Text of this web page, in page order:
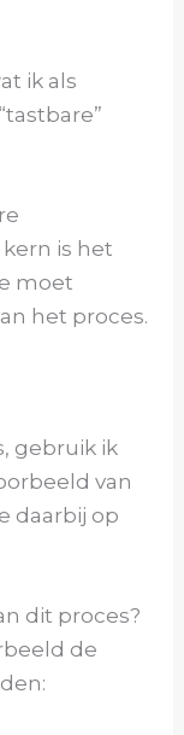
ik als
is het
moet
het proces.
gebruik ik
van
daarbij op
dit proces?
de